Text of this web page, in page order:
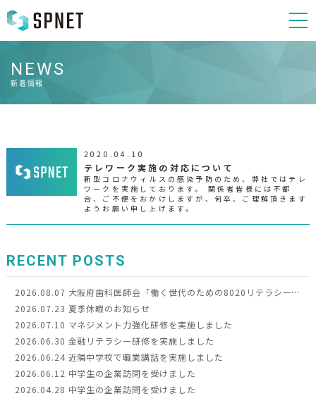
NEWS
新着情報
2020.04.10
テレワーク実施の対応について
新型コロナウィルスの感染予防のため、弊社ではテレ
ワークを実施しております。 関係者皆様には不都
合、ご不便をおかけしますが、何卒、ご理解頂きます
ようお願い申し上げます。
RECENT POSTS
2026.08.07 大阪府歯科医師会「働く世代のための8020リテラシー向上事業」令和8年度モデル事業に選定されました
2026.07.23 夏季休暇のお知らせ
2026.07.10 マネジメント力強化研修を実施しました
2026.06.30 金融リテラシー研修を実施しました
2026.06.24 近隣中学校で職業講話を実施しました
2026.06.12 中学生の企業訪問を受けました
2026.04.28 中学生の企業訪問を受けました